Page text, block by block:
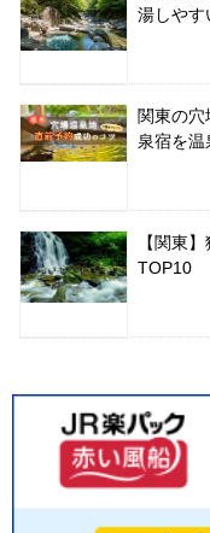
湯しやす
関東の
泉宿を
【関東
TOP10